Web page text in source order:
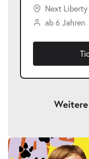
Next Liberty
ab 6 Jahren
Drei